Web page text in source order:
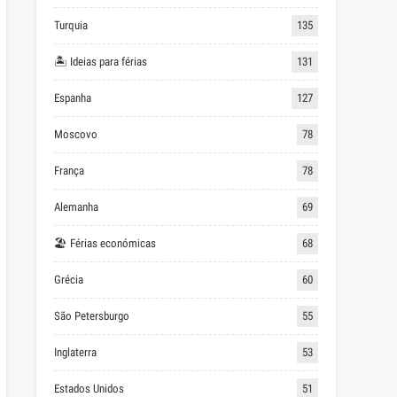
Turquia 135
🏝 Ideias para férias 131
Espanha 127
Moscovo 78
França 78
Alemanha 69
🏖 Férias económicas 68
Grécia 60
São Petersburgo 55
Inglaterra 53
Estados Unidos 51